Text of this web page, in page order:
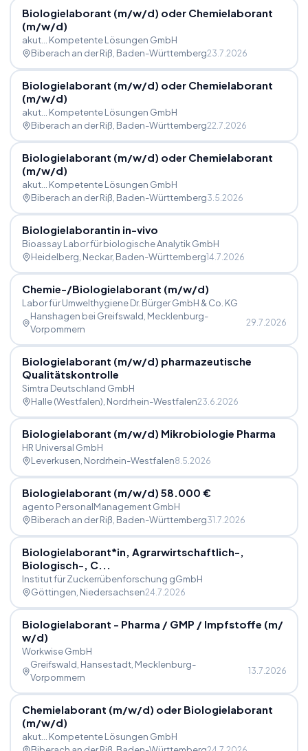
Biologielaborant (m/w/d) oder Chemielaborant
(m/w/d)
akut... Kompetente Lösungen GmbH
Biberach an der Riß , Baden-Württemberg23.7.2026
Biologielaborant (m/w/d) oder Chemielaborant
(m/w/d)
akut... Kompetente Lösungen GmbH
Biberach an der Riß , Baden-Württemberg22.7.2026
Biologielaborant (m/w/d) oder Chemielaborant
(m/w/d)
akut... Kompetente Lösungen GmbH
Biberach an der Riß , Baden-Württemberg3.5.2026
Biologielaborantin in-vivo
Bioassay Labor für biologische Analytik GmbH
Heidelberg, Neckar, Baden-Württemberg14.7.2026
Chemie-/Biologielaborant (m/w/d)
Labor für Umwelthygiene Dr. Bürger GmbH & Co. KG
Hanshagen bei Greifswald , Mecklenburg-
Vorpommern
29.7.2026
Biologielaborant (m/w/d) pharmazeutische
Qualitätskontrolle
Simtra Deutschland GmbH
Halle (Westfalen) , Nordrhein-Westfalen23.6.2026
Biologielaborant (m/w/d) Mikrobiologie Pharma
HR Universal GmbH
Leverkusen , Nordrhein-Westfalen8.5.2026
Biologielaborant (m/w/d) 58.000 €
agento PersonalManagement GmbH
Biberach an der Riß , Baden-Württemberg31.7.2026
Biologielaborant*in, Agrarwirtschaftlich-,
Biologisch-, C...
Institut für Zuckerrübenforschung gGmbH
Göttingen , Niedersachsen24.7.2026
Biologielaborant - Pharma /GMP /Impfstoffe (m/
w/d)
Workwise GmbH
Greifswald, Hansestadt , Mecklenburg-
Vorpommern
13.7.2026
Chemielaborant (m/w/d) oder Biologielaborant
(m/w/d)
akut... Kompetente Lösungen GmbH